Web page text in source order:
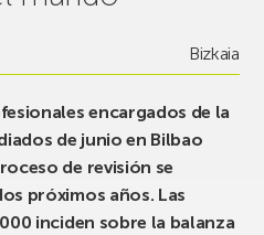
Bizkaia
encargados de la
de junio en Bilbao
de revisión se
próximos años. Las
inciden sobre la balanza